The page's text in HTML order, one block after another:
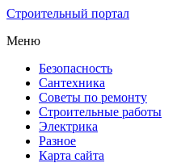
Строительный портал
Меню
Безопасность
Сантехника
Советы по ремонту
Строительные работы
Электрика
Разное
Карта сайта